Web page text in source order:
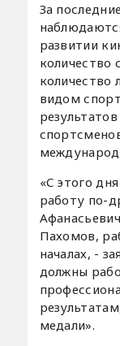
За
развитии
количество
видом
«С этого
работу по-
Пахомов,
началах, -
должны
медали».